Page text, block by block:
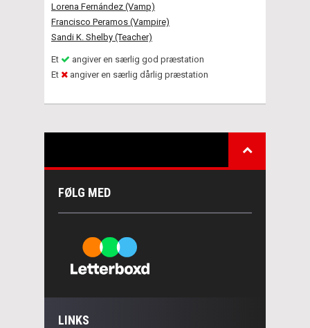
Lorena Fernández (Vamp)
Francisco Peramos (Vampire)
Sandi K. Shelby (Teacher)
Et
angiver en særlig god præstation
Et
angiver en særlig dårlig præstation
FØLG MED
LINKS